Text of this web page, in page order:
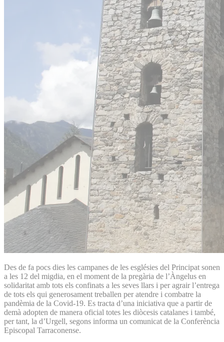
Des de fa pocs dies les campanes de les esglésies del Principat sonen
a les 12 del migdia, en el moment de la pregària de l’Àngelus en
solidaritat amb tots els confinats a les seves llars i per agrair l’entrega
de tots els qui generosament treballen per atendre i combatre la
pandèmia de la Covid-19. Es tracta d’una iniciativa que a partir de
demà adopten de manera oficial totes les diòcesis catalanes i també,
per tant, la d’Urgell, segons informa un comunicat de la Conferència
Episcopal Tarraconense.